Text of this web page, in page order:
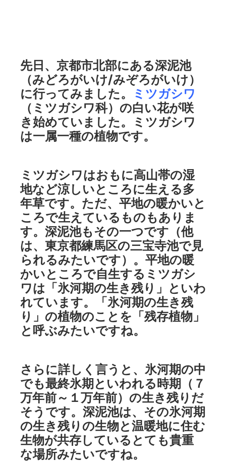
先日、京都市北部にある深泥池
（みどろがいけ/みぞろがいけ）
に行ってみました。
ミツガシワ
（ミツガシワ科）の白い花が咲
き始めていました。ミツガシワ
は一属一種の植物です。
ミツガシワはおもに高山帯の湿
地など涼しいところに生える多
年草です。ただ、平地の暖かいと
ころで生えているものもありま
す。深泥池もその一つです（他
は、東京都練馬区の三宝寺池で見
られるみたいです）。平地の暖
かいところで自生するミツガシ
ワは「氷河期の生き残り」といわ
れています。「氷河期の生き残
り」の植物のことを「残存植物」
と呼ぶみたいですね。
さらに詳しく言うと、氷河期の中
でも最終氷期といわれる時期（７
万年前～１万年前）の生き残りだ
そうです。深泥池は、その氷河期
の生き残りの生物と温暖地に住む
生物が共存しているとても貴重
な場所みたいですね。